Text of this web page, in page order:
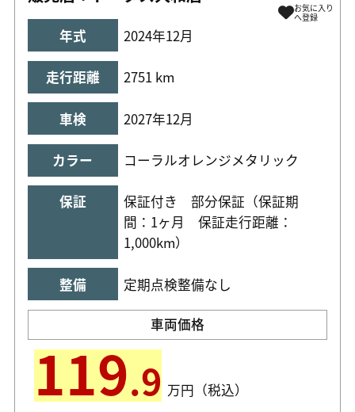
お気に入り
へ登録
年式 2024年12月
走行距離 2751 km
車検 2027年12月
カラー コーラルオレンジメタリック
保証
保証付き 部分保証（保証期
間：1ヶ月保証走行距離：
1,000km）
整備 定期点検整備なし
車両価格
119.9 万円（税込）